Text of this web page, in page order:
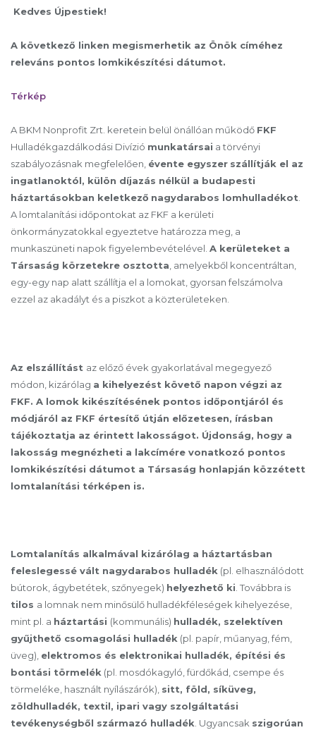
Kedves Újpestiek!
A következő linken megismerhetik az Önök címéhez
releváns pontos lomkikészítési dátumot.
Térkép
A BKM Nonprofit Zrt. keretein belül önállóan működő FKF
Hulladékgazdálkodási Divízió munkatársai a törvényi
szabályozásnak megfelelően, évente egyszer szállítják el az
ingatlanoktól, külön díjazás nélkül a budapesti
háztartásokban keletkező nagydarabos lomhulladékot.
A lomtalanítási időpontokat az FKF a kerületi
önkormányzatokkal egyeztetve határozza meg, a
munkaszüneti napok figyelembevételével. A kerületeket a
Társaság körzetekre osztotta, amelyekből koncentráltan,
egy-egy nap alatt szállítja el a lomokat, gyorsan felszámolva
ezzel az akadályt és a piszkot a közterületeken.
Az elszállítást az előző évek gyakorlatával megegyező
módon, kizárólag a kihelyezést követő napon végzi az
FKF. A lomok kikészítésének pontos időpontjáról és
módjáról az FKF értesítő útján előzetesen, írásban
tájékoztatja az érintett lakosságot. Újdonság, hogy a
lakosság megnézheti a lakcímére vonatkozó pontos
lomkikészítési dátumot a Társaság honlapján közzétett
lomtalanítási térképen is.
Lomtalanítás alkalmával kizárólag a háztartásban
feleslegessé vált nagydarabos hulladék (pl. elhasználódott
bútorok, ágybetétek, szőnyegek) helyezhető ki . Továbbra is
tilos a lomnak nem minősülő hulladékféleségek kihelyezése,
mint pl. a háztartási (kommunális) hulladék, szelektíven
gyűjthető csomagolási hulladék (pl. papír, műanyag, fém,
üveg), elektromos és elektronikai hulladék, építési és
bontási törmelék (pl. mosdókagyló, fürdőkád, csempe és
törmeléke, használt nyílászárók), sitt, föld, síküveg,
zöldhulladék, textil, ipari vagy szolgáltatási
tevékenységből származó hulladék . Ugyancsak szigorúan